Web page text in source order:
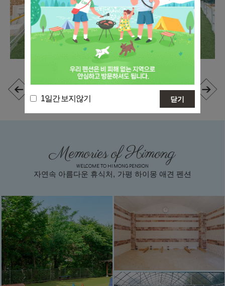
1일간 보지않기 닫기
머루(공용운동장/개별바베큐)
Memories of Himong
WELCOME TO HIMONG PENSION
자연속 아름다운 휴식처, 가평 하이몽 애견 펜션